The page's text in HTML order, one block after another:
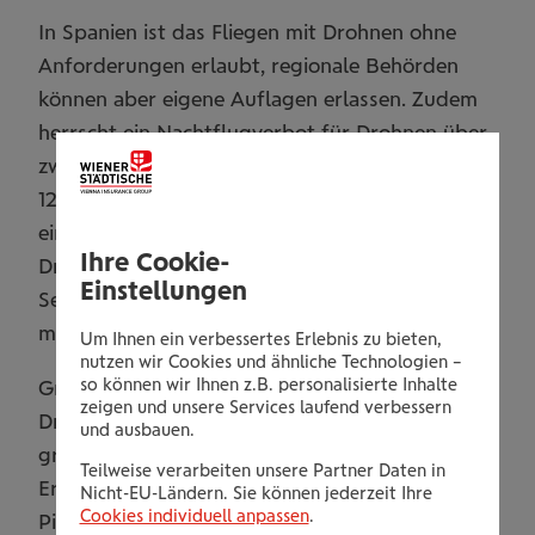
In Spanien ist das Fliegen mit Drohnen ohne
Anforderungen erlaubt, regionale Behörden
können aber eigene Auflagen erlassen. Zudem
herrscht ein Nachtflugverbot für Drohnen über
zwei Kilogramm und es ist eine Flughöhe von
121,9 Meter einzuhalten. In jedem Fall gibt es
eine Kennzeichnungspflicht, d.h. dass an der
Drohne eine Plakette mit Namen, Adresse,
Seriennummer und Drohnentyp montiert sein
muss.
Griechenland hat 2017 verbindliche Regeln für
Drohnen-Piloten eingeführt. Drohnen-Flüge sind
grundsätzlich erlaubt, allerdings ist vorab eine
Erlaubnis einzuholen, wenn die Distanz zwischen
Piloten und Drohne mehr als 50 Meter ist.
Ihre Cookie-
Einstellungen
Um Ihnen ein verbessertes Erlebnis zu bieten,
nutzen wir Cookies und ähnliche Technologien –
so können wir Ihnen z.B. personalisierte Inhalte
zeigen und unsere Services laufend verbessern
und ausbauen.
Teilweise verarbeiten unsere Partner Daten in
Nicht-EU-Ländern. Sie können jederzeit Ihre
Cookies individuell anpassen.